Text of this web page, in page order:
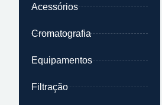
Acessórios
Cromatografia
Equipamentos
Filtração